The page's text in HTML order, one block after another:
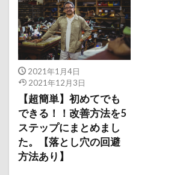
2021年1月4日
2021年12月3日
【超簡単】初めてでも
できる！！改善方法を5
ステップにまとめまし
た。【落とし穴の回避
方法あり】